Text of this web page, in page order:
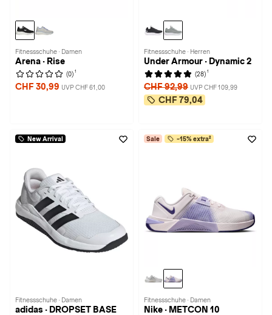
Fitnessschuhe · Damen
Arena · Rise
(0) 1
CHF 30,99 UVP CHF 61,00
Fitnessschuhe · Herren
Under Armour · Dynamic 2
(28) 1
CHF 92,99 UVP CHF 109,99
CHF 79,04
New Arrival
Fitnessschuhe · Damen
adidas · DROPSET BASE
Sale -15% extra²
Fitnessschuhe · Damen
Nike · METCON 10